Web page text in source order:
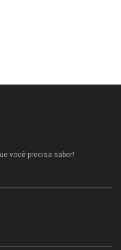
você precisa saber!